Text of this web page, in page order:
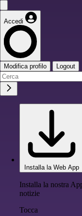
Accedi
Modifica profilo Logout
Installa la Web App
Installa la nostra
notizie
Tocca